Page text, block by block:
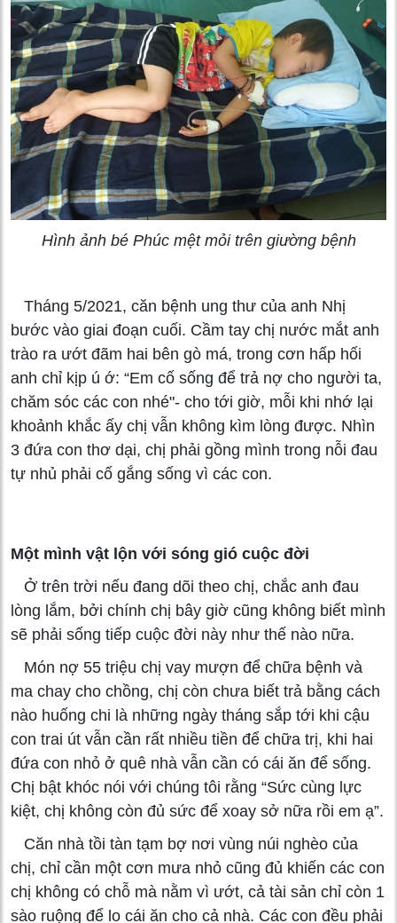
Hình ảnh bé Phúc mệt mỏi trên giường bệnh
Tháng 5/2021, căn bệnh ung thư của anh Nhị
bước vào giai đoạn cuối. Cầm tay chị nước mắt anh
trào ra ướt đãm hai bên gò má, trong cơn hấp hối
anh chỉ kịp ú ớ: “Em cố sống để trả nợ cho người ta,
chăm sóc các con nhé"- cho tới giờ, mỗi khi nhớ lại
khoảnh khắc ấy chị vẫn không kìm lòng được. Nhìn
3 đứa con thơ dại, chị phải gồng mình trong nỗi đau
tự nhủ phải cố gắng sống vì các con.
Một mình vật lộn với sóng gió cuộc đời
Ở trên trời nếu đang dõi theo chị, chắc anh đau
lòng lắm, bởi chính chị bây giờ cũng không biết mình
sẽ phải sống tiếp cuộc đời này như thế nào nữa.
Món nợ 55 triệu chị vay mượn để chữa bệnh và
ma chay cho chồng, chị còn chưa biết trả bằng cách
nào huống chi là những ngày tháng sắp tới khi cậu
con trai út vẫn cần rất nhiều tiền để chữa trị, khi hai
đứa con nhỏ ở quê nhà vẫn cần có cái ăn để sống.
Chị bật khóc nói với chúng tôi rằng “Sức cùng lực
kiệt, chị không còn đủ sức để xoay sở nữa rồi em ạ”.
Căn nhà tồi tàn tạm bợ nơi vùng núi nghèo của
chị, chỉ cần một cơn mưa nhỏ cũng đủ khiến các con
chị không có chỗ mà nằm vì ướt, cả tài sản chỉ còn 1
sào ruộng để lo cái ăn cho cả nhà. Các con đều phải